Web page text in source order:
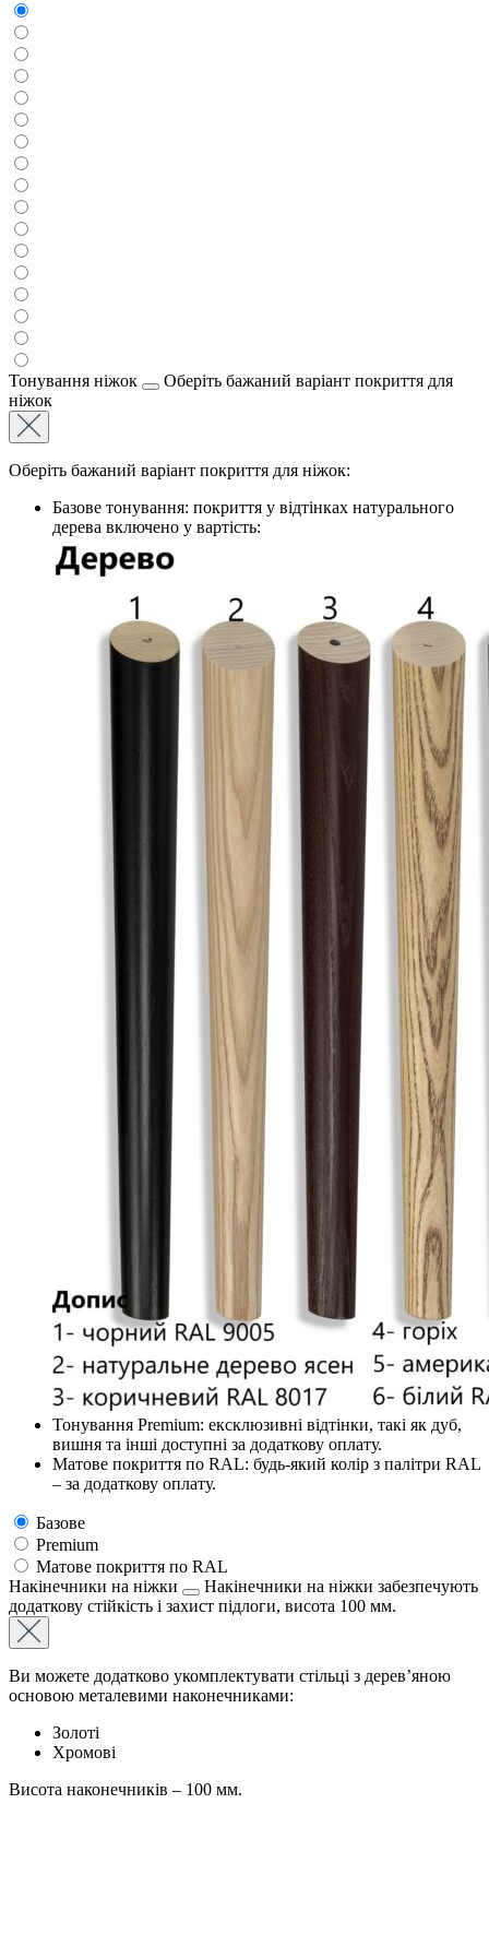
Тонування ніжок
Оберіть бажаний варіант покриття для
ніжок
Оберіть бажаний варіант покриття для ніжок:
Базове тонування: покриття у відтінках натурального
дерева включено у вартість:
Тонування Premium: ексклюзивні відтінки, такі як дуб,
вишня та інші доступні за додаткову оплату.
Матове покриття по RAL: будь-який колір з палітри RAL
– за додаткову оплату.
Базове
Premium
Матове покриття по RAL
Накінечники на ніжки
Накінечники на ніжки забезпечують
додаткову стійкість і захист підлоги, висота 100 мм.
Ви можете додатково укомплектувати стільці з дерев’яною
основою металевими наконечниками:
Золоті
Хромові
Висота наконечників – 100 мм.